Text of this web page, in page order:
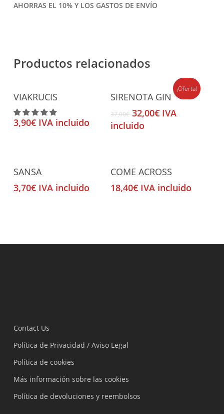
AHORRAS EL 10% Y LOS GASTOS DE ENVÍO
Productos relacionados
Añadir Al Carrito
VIAKRUCIS
3,90€ IVA incluido
¡Oferta!
Añadir Al Carrito
SIRENOTA GIN
37,00€ El
precio
32,00€ElIVA
incluido
Añadir Al Carrito
SANSA
3,70€ IVA incluido
Añadir Al Carrito
COME ACROSS
18,40€ IVA incluido
Contact Us
Política de Privacidad / Aviso Legal
Política de cookies
Más información sobre las cookies
Política de devoluciones y reembolsos